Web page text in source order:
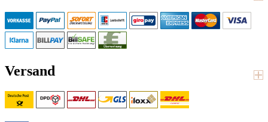
Versand